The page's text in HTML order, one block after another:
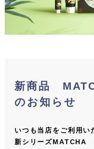
新商品
のお知らせ
いつも当店をご利用い
新シリーズMATCHA